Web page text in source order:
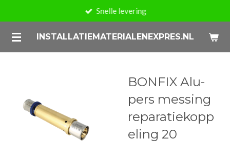
naar
de
INSTALLATIEMATERIALENEXPRES.NL
Snelle levering
BONFIX Alu-
pers messing
reparatiekopp
eling 20